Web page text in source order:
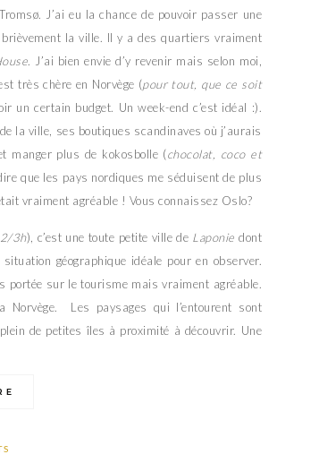
J’ai eu la chance de pouvoir passer une
la ville. Il y a des quartiers vraiment
. J’ai bien envie d’y revenir mais selon moi,
très chère en Norvège (pour tout, que ce soit
un certain budget. Un week-end c’est idéal :).
la ville, ses boutiques scandinaves où j’aurais
manger plus de kokosbolle (chocolat, coco et
dire que les pays nordiques me séduisent de plus
vraiment agréable ! Vous connaissez Oslo?
3h), c’est une toute petite ville de Laponie dont
géographique idéale pour en observer.
portée sur le tourisme mais vraiment agréable.
Les paysages qui l’entourent sont
de petites îles à proximité à découvrir. Une